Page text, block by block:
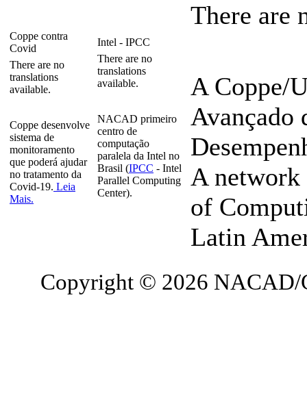
Coppe contra
Covid
There are no
translations
available.
Coppe desenvolve
sistema de
monitoramento
que poderá ajudar
no tratamento da
Covid-19. Leia
Mais.
Intel - IPCC
There are no
translations
available.
NACAD primeiro
centro de
computação
paralela da Intel no
Brasil (IPCC - Intel
Parallel Computing
Center).
There are
A Coppe/
Avançado
A
of
Latin
Copyright © 2026 NACAD/